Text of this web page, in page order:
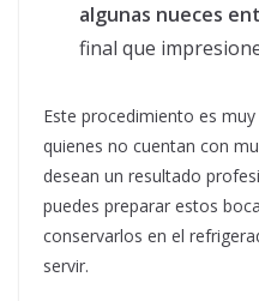
algunas nueces
final que
Este procedimiento es
quienes no cuentan con
desean un resultado
puedes preparar estos
conservarlos en el
servir.